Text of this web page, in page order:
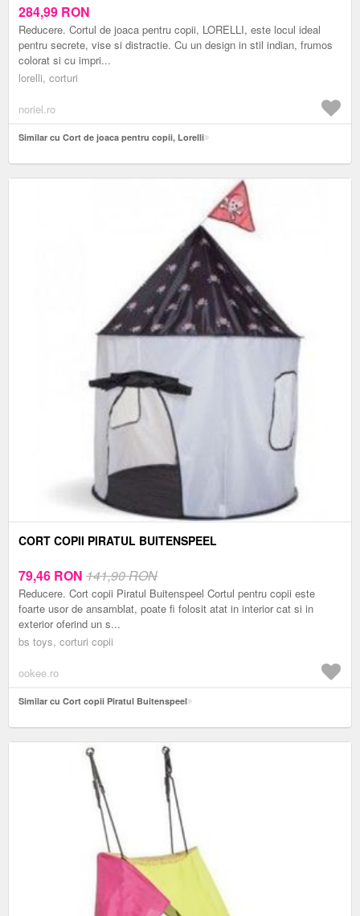
284,99 RON
Reducere. Cortul de joaca pentru copii, LORELLI, este locul ideal
pentru secrete, vise si distractie. Cu un design in stil indian, frumos
colorat si cu impri...
lorelli, corturi
noriel.ro
Similar cu Cort de joaca pentru copii, Lorelli
CORT COPII PIRATUL BUITENSPEEL
79,46 RON 141,90 RON
Reducere. Cort copii Piratul Buitenspeel Cortul pentru copii este
foarte usor de ansamblat, poate fi folosit atat in interior cat si in
exterior oferind un s...
bs toys, corturi copii
ookee.ro
Similar cu Cort copii Piratul Buitenspeel